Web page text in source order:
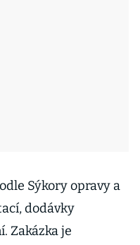
Sýkory opravy a
dodávky
Zakázka je